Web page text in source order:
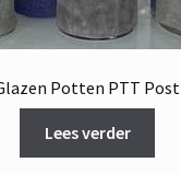
Potten PTT Post
Lees verder